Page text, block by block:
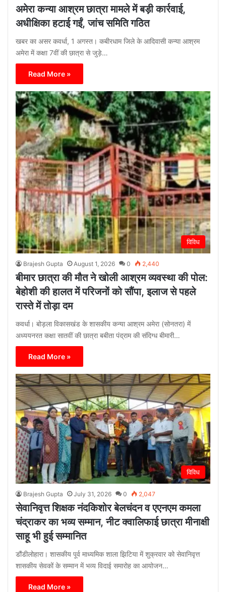
अमेरा कन्या आश्रम छात्रा मामले में बड़ी कार्रवाई,
अधीक्षिका हटाई गईं, जांच समिति गठित
खबर का असर कवर्धा, 1 अगस्त। कबीरधाम जिले के आदिवासी कन्या आश्रम
अमेरा में कक्षा 7वीं की छात्रा से जुड़े…
Read More »
विविध
Brajesh Gupta August 1, 2026 0 2,440
बीमार छात्रा की मौत ने खोली आश्रम व्यवस्था की पोल:
बेहोशी की हालत में परिजनों को सौंपा, इलाज से पहले
रास्ते में तोड़ा दम
कवर्धा। बोड़ला विकासखंड के शासकीय कन्या आश्रम अमेरा (सोनतरा) में
अध्ययनरत कक्षा सातवीं की छात्रा बबीता पंद्राम की संदिग्ध बीमारी…
Read More »
विविध
Brajesh Gupta July 31, 2026 0 2,047
सेवानिवृत्त शिक्षक नंदकिशोर बेलचंदन व एएनएम कमला
चंद्राकर का भव्य सम्मान, नीट क्वालिफाई छात्रा मीनाक्षी
साहू भी हुई सम्मानित
डौंडीलोहारा। शासकीय पूर्व माध्यमिक शाला झिटिया में शुक्रवार को सेवानिवृत्त
शासकीय सेवकों के सम्मान में भव्य विदाई समारोह का आयोजन…
Read More »